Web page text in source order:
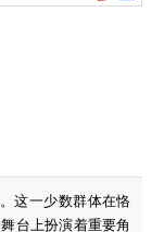
这一少数群体在恪
台上扮演着重要角